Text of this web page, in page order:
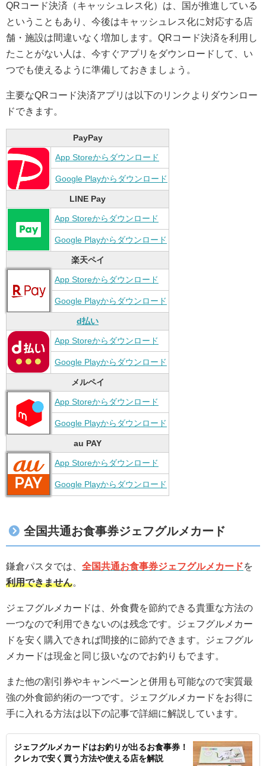
QRコード決済（キャッシュレス化）は、国が推進している
ということもあり、今後はキャッシュレス化に対応する店
舗・施設は間違いなく増加します。QRコード決済を利用し
たことがない人は、今すぐアプリをダウンロードして、い
つでも使えるように準備しておきましょう。
主要なQRコード決済アプリは以下のリンクよりダウンロー
ドできます。
PayPay
App Storeからダウンロード
Google Playからダウンロード
LINE Pay
App Storeからダウンロード
Google Playからダウンロード
楽天ペイ
App Storeからダウンロード
Google Playからダウンロード
d払い
App Storeからダウンロード
Google Playからダウンロード
メルペイ
App Storeからダウンロード
Google Playからダウンロード
au PAY
App Storeからダウンロード
Google Playからダウンロード
全国共通お食事券ジェフグルメカード
鎌倉パスタでは、 全国共通お食事券ジェフグルメカードを
利用できません。
ジェフグルメカードは、外食費を節約できる貴重な方法の
一つなので利用できないのは残念です。ジェフグルメカー
ドを安く購入できれば間接的に節約できます。ジェフグル
メカードは現金と同じ扱いなのでお釣りもでます。
また他の割引券やキャンペーンと併用も可能なので実質最
強の外食節約術の一つです。ジェフグルメカードをお得に
手に入れる方法は以下の記事で詳細に解説しています。
ジェフグルメカードはお釣りが出るお食事券！
クレカで安く買う方法や使える店を解説